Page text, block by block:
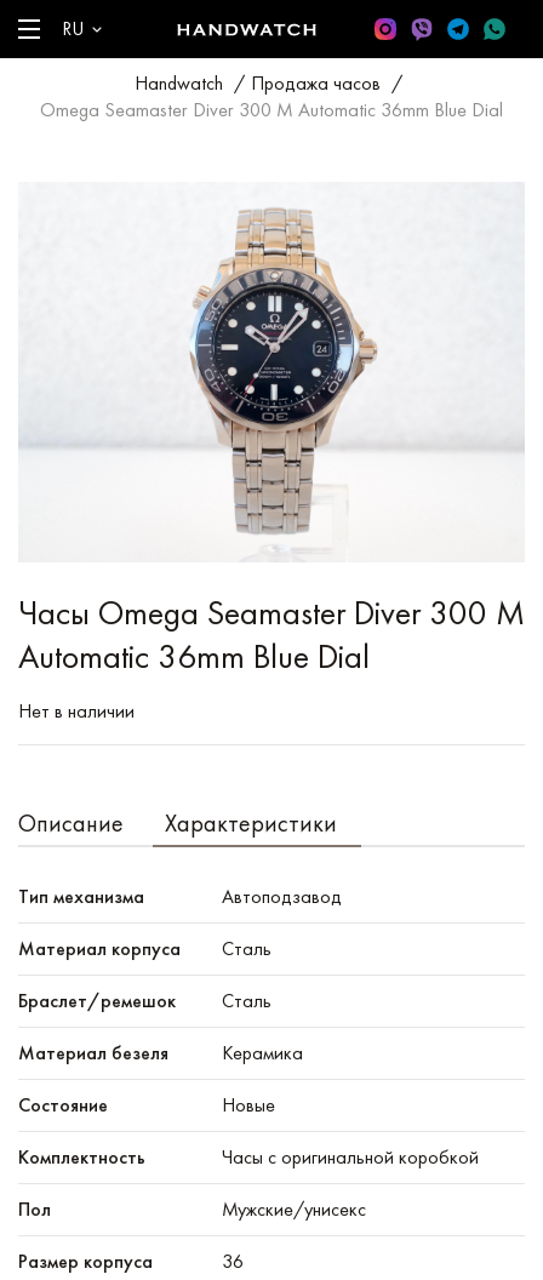
RU
Handwatch / Продажа часов /
Omega Seamaster Diver 300 M Automatic 36mm Blue Dial
Часы Omega Seamaster Diver 300 M
Automatic 36mm Blue Dial
Нет в наличии
Описание Характеристики
Тип механизма Автоподзавод
Материал корпуса Сталь
Браслет/ремешок Сталь
Материал безеля Керамика
Состояние Новые
Комплектность Часы с оригинальной коробкой
Пол Мужские/унисекс
Размер корпуса 36